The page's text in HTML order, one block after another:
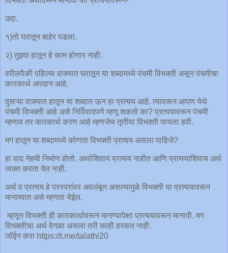
उदा.
१)तो घरातून बाहेर पडला.
२) तुझ्या हातून हे काम होणार नाही.
वरीलपैकी पहिल्या वाक्यात घरातून या शब्दामध्ये पंचमी विभक्ती असून पंचमीचा
कारकार्थ अपदान आहे.
दुसऱ्या वाक्यात हातून या शब्दात ऊन हा प्रत्यय आहे. त्यावरून आपण येथे
पंचमी विभक्ती आहे असे निर्विवादपणे म्हणू शकतो का? प्रत्ययावरून पंचमी
म्हणाव तर कारकार्थ करण आहे म्हणजेच तृतीया विभक्ती यायला हवी.
मग हातून या शब्दामध्ये कोणता विभक्ती प्रत्यय असला पाहिजे?
हा वाद नेहमी निर्माण होतो. अर्थाशिवाय प्रत्यय नाहीत आणि प्रत्ययाशिवाय अर्थ
व्यक्त करता येत नाही.
अर्थ व प्रत्यय हे परस्परांवर अवलंबून असल्यामुळे विभक्ती या प्रत्ययावरून
मानाव्यात असे म्हणता येईल.
म्हणून विभक्ती ही कारकार्थावरून मानण्यापेक्षा प्रत्ययावरून मानावी. मग
विभक्तीचा अर्थ वेगळा असला तरी काही हरकत नाही.
जॉईन करा https://t.me/talathi20